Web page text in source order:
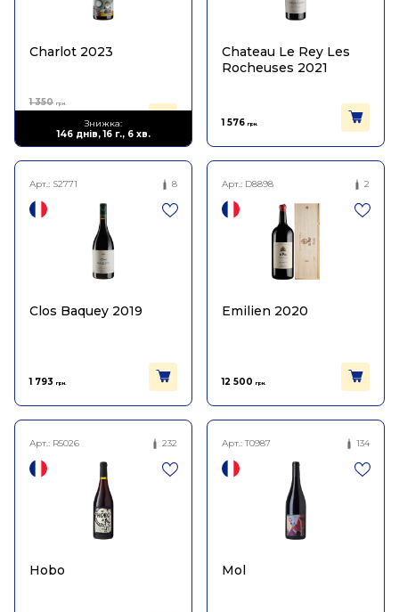
Знижка:
146 днів, 16 г., 6 хв.
Charlot 2023
1 350 грн.
Chateau Le Rey Les
Rocheuses 2021
1 576 грн.
Арт.: S2771 8
Clos Baquey 2019
1 793 грн.
Арт.: D8898 2
Emilien 2020
12 500 грн.
Арт.: R5026 232
Hobo
Арт.:T0987 134
Mol